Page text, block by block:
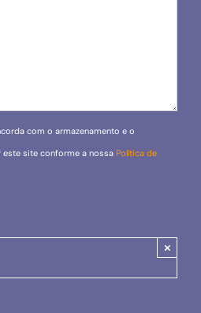
com o armazenamento e o
site conforme a nossa Política de
×